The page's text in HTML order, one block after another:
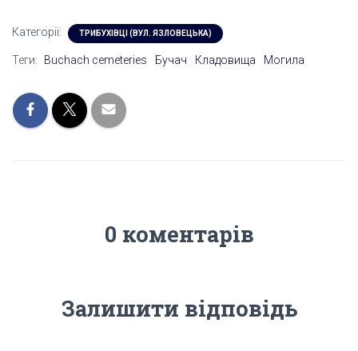
Категорії: ТРИБУХІВЦІ (ВУЛ. ЯЗЛОВЕЦЬКА)
Теги: Buchach cemeteries Бучач Кладовища Могила
0 коментарів
Залишити відповідь